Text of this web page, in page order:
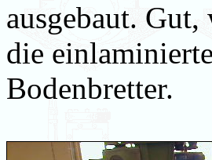
ausgebaut.
die
Bodenbretter.